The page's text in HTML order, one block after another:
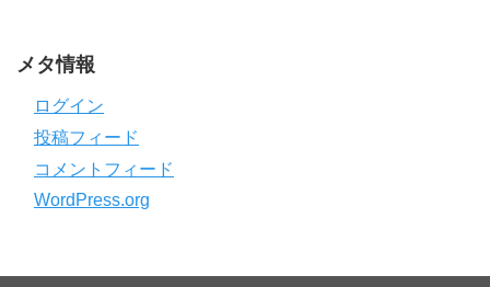
メタ情報
ログイン
投稿フィード
コメントフィード
WordPress.org